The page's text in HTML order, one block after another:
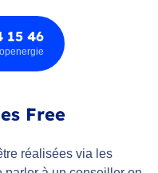
15 46
Free
réalisées via les